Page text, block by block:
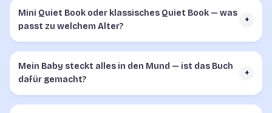
Mini Quiet Book oder klassisches Quiet Book — was
passt zu welchem Alter?
+
Mein Baby steckt alles in den Mund — ist das Buch
dafür gemacht?
+